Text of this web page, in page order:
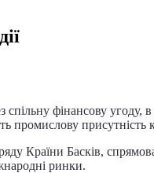
спільну фінансову угоду,
присутність
Басків,
ринки.